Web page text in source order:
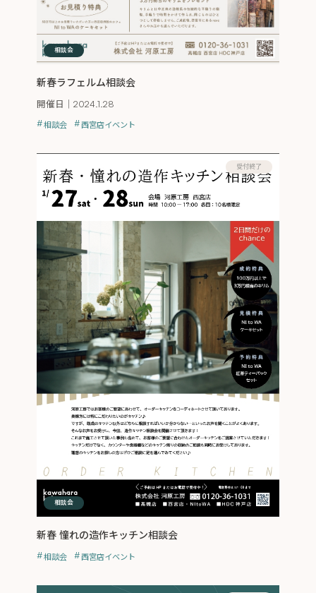
相談会
新春ラフェルム相談会
開催日｜2024.1.28
相談会 西宮店イベント
受付終了
相談会
新春 憧れの造作キッチン相談会
相談会 西宮店イベント